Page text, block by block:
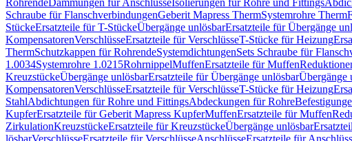
RohrendeDämmungen für AnschlüsseIsolierungen für Rohre und Fittings
Schraube für FlanschverbindungenGeberit Mapress ThermSystemrohre Therm
StückeErsatzteile für T-StückeÜbergänge unlösbarErsatzteile für Übergänge
KompensatorenVerschlüsseErsatzteile für VerschlüsseT-Stücke für Heizung
ThermSchutzkappen für RohrendeSystemdichtungenSets Schraube für
1.0034Systemrohre 1.0215RohrnippelMuffenErsatzteile für Muffen
KreuzstückeÜbergänge unlösbarErsatzteile für Übergänge unlösbarÜbergänge
KompensatorenVerschlüsseErsatzteile für VerschlüsseT-Stücke für Heizung
StahlAbdichtungen für Rohre und FittingsAbdeckungen für Rohre
KupferErsatzteile für Geberit Mapress KupferMuffenErsatzteile für Muffen
ZirkulationKreuzstückeErsatzteile für KreuzstückeÜbergänge unlösbar
lösbarVerschlüsseErsatzteile für VerschlüsseAnschlüsseErsatzteile für